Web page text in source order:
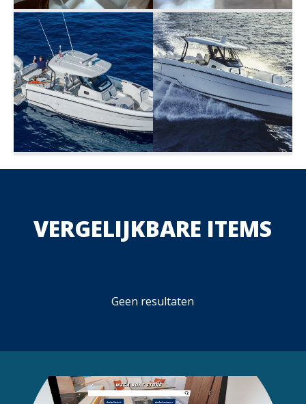
VERGELIJKBARE ITEMS
Geen resultaten